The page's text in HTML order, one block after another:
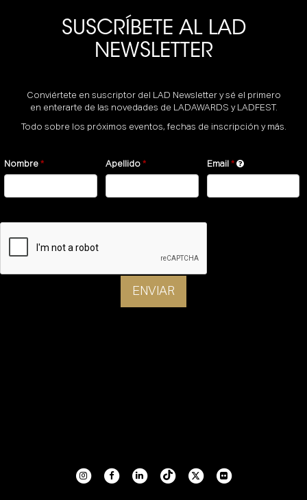
SUSCRÍBETE AL LAD
NEWSLETTER
Conviértete en suscriptor del LAD Newsletter y sé el primero
en enterarte de las novedades de LADAWARDS y LADFEST.
Todo sobre los próximos eventos, fechas de inscripción y más.
Nombre Apellido Email
ENVIAR